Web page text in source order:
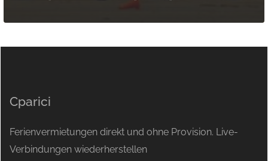
Cparici
Ferienvermietungen direkt und ohne Provision. Live-
Verbindungen wiederherstellen